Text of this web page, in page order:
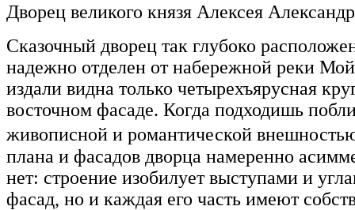
Дворец великого князя Алексея
Сказочный дворец так глубоко
надежно отделен от набережной реки
издали видна только четырехъярусная
восточном фасаде. Когда подходишь
живописной и романтической
плана и фасадов дворца намеренно
нет: строение изобилует выступами и
фасад, но и каждая его часть имеют